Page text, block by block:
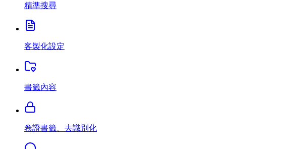
精準搜尋
客製化設定
書籤內容
卷證書籤、去識別化